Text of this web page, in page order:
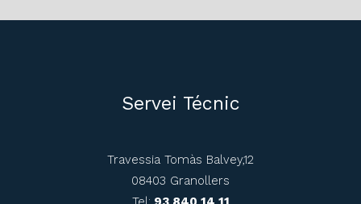
Servei Técnic
Travessia Tomàs Balvey,12
08403 Granollers